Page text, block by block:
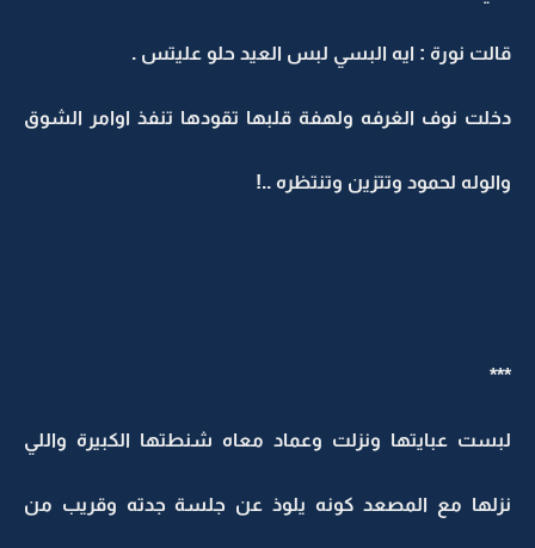
قالت نورة : ايه البسي لبس العيد حلو عليتس .
دخلت نوف الغرفه ولهفة قلبها تقودها تنفذ اوامر الشوق
والوله لحمود وتتزين وتنتظره ..!
***
لبست عبايتها ونزلت وعماد معاه شنطتها الكبيرة واللي
نزلها مع المصعد كونه يلوذ عن جلسة جدته وقريب من